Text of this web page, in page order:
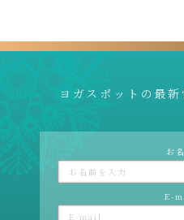
ヨガスポットの最
お
E-